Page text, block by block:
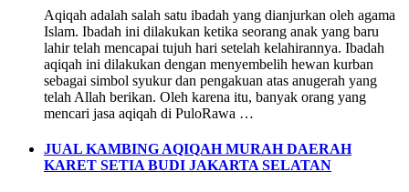
Aqiqah adalah salah satu ibadah yang dianjurkan oleh agama
Islam. Ibadah ini dilakukan ketika seorang anak yang baru
lahir telah mencapai tujuh hari setelah kelahirannya. Ibadah
aqiqah ini dilakukan dengan menyembelih hewan kurban
sebagai simbol syukur dan pengakuan atas anugerah yang
telah Allah berikan. Oleh karena itu, banyak orang yang
mencari jasa aqiqah di PuloRawa …
JUAL KAMBING AQIQAH MURAH DAERAH
KARET SETIA BUDI JAKARTA SELATAN